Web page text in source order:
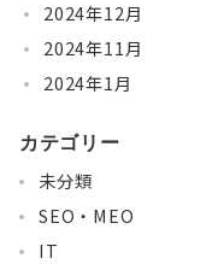
2024年12月
2024年11月
2024年1月
カテゴリー
未分類
SEO・MEO
IT